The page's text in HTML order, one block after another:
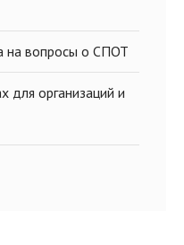
на вопросы о СПОТ
для организаций и